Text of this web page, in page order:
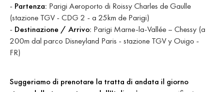
- Partenza: Parigi Aeroporto di Roissy Charles de Gaulle
(stazione TGV - CDG 2 - a 25km de Parigi)
- Destinazione / Arrivo: Parigi Marne-la-Vallée – Chessy (a
200m dal parco Disneyland Paris - stazione TGV y Ouigo -
FR)
Suggeriamo di prenotare la tratta di andata il giorno